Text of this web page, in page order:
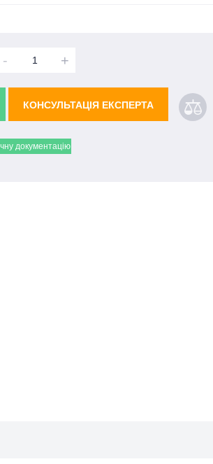
- +
КОНСУЛЬТАЦІЯ ЕКСПЕРТА
документацію